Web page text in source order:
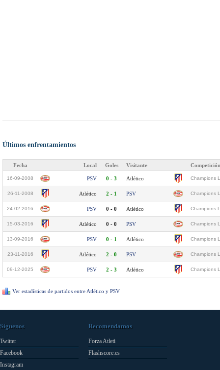
Últimos enfrentamientos
Fecha Local Goles Visitante Competición
16-09-2008 PSV 0 - 3 Atlético Champions
26-11-2008 Atlético 2 - 1 PSV Champions
24-02-2016 PSV 0 - 0 Atlético Champions
15-03-2016 Atlético 0 - 0 PSV Champions
13-09-2016 PSV 0 - 1 Atlético Champions
23-11-2016 Atlético 2 - 0 PSV Champions
09-12-2025 PSV 2 - 3 Atlético Champions
Ver estadísticas de partidos entre Atlético y PSV
Síguenos
Twitter
Facebook
Instagram
Recomendamos
Forza Atleti
Flashscore.es